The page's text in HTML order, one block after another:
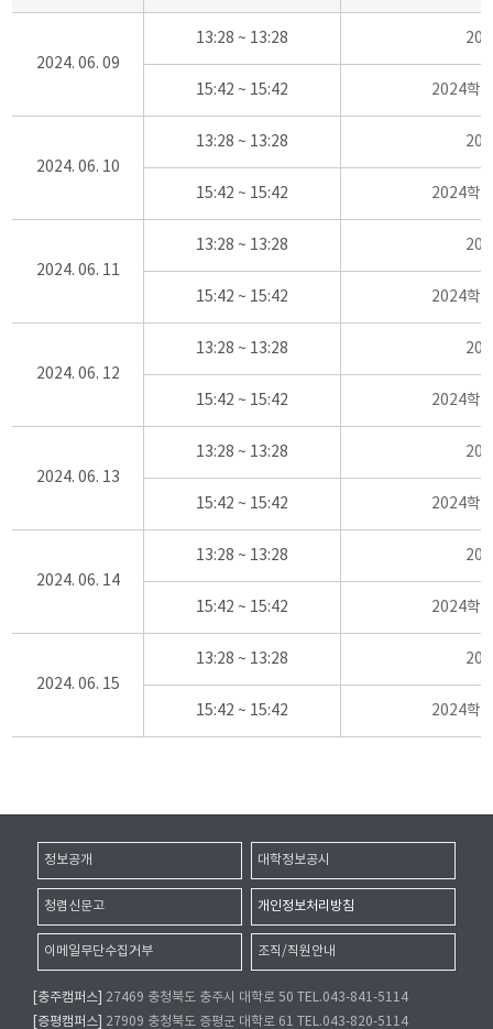
2024. 06. 09
13:28 ~ 13:28
15:42 ~ 15:42 2024학
2024. 06. 10
13:28 ~ 13:28
15:42 ~ 15:42 2024학
2024. 06. 11
13:28 ~ 13:28
15:42 ~ 15:42 2024학
2024. 06. 12
13:28 ~ 13:28
15:42 ~ 15:42 2024학
2024. 06. 13
13:28 ~ 13:28
15:42 ~ 15:42 2024학
2024. 06. 14
13:28 ~ 13:28
15:42 ~ 15:42 2024학
2024. 06. 15
13:28 ~ 13:28
15:42 ~ 15:42 2024학
정보공개 대학정보공시
청렴신문고 개인정보처리방침
이메일무단수집거부 조직/직원안내
[충주캠퍼스]
27469 충청북도 충주시 대학로 50 TEL.043-841-5114
[증평캠퍼스]
27909 충청북도 증평군 대학로 61 TEL.043-820-5114